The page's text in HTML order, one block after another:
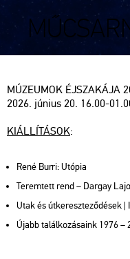
MÚZEUMOK ÉJSZAKÁJA
2026. június 20. 16.00-
KIÁLLÍTÁSOK:
René Burri: Utópia
Teremtett rend – Dargay
Utak és útkereszteződések |
Újabb találkozásaink 1976 –